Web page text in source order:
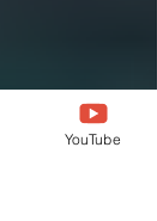
YouTube